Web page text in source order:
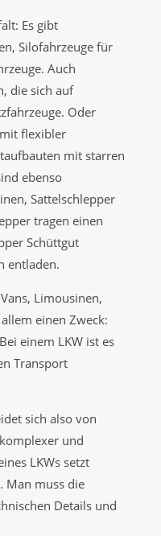
Es gibt
Silofahrzeuge für
Auch
die sich auf
Oder
flexibler
mit starren
ebenso
Sattelschlepper
tragen einen
Schüttgut
entladen.
Limousinen,
einen Zweck:
einem LKW ist es
Transport
sich also von
und
LKWs setzt
Man muss die
Details und